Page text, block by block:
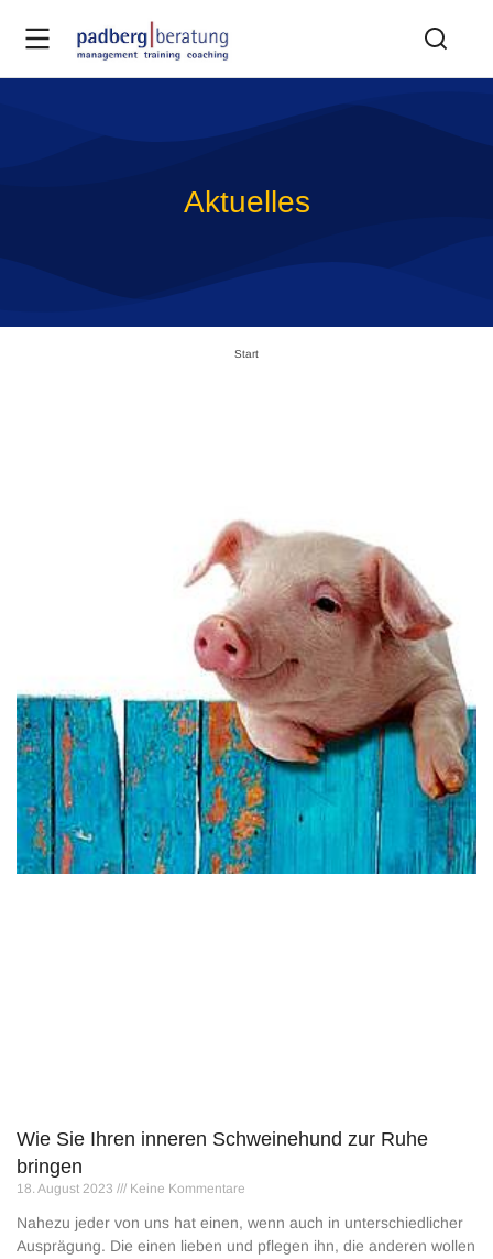
Aktuelles
Start
Wie Sie Ihren inneren Schweinehund zur Ruhe
bringen
18. August 2023 Keine Kommentare
Nahezu jeder von uns hat einen, wenn auch in unterschiedlicher
Ausprägung. Die einen lieben und pflegen ihn, die anderen wollen